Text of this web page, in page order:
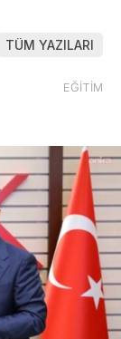
TÜM YAZILARI
EĞİTİM